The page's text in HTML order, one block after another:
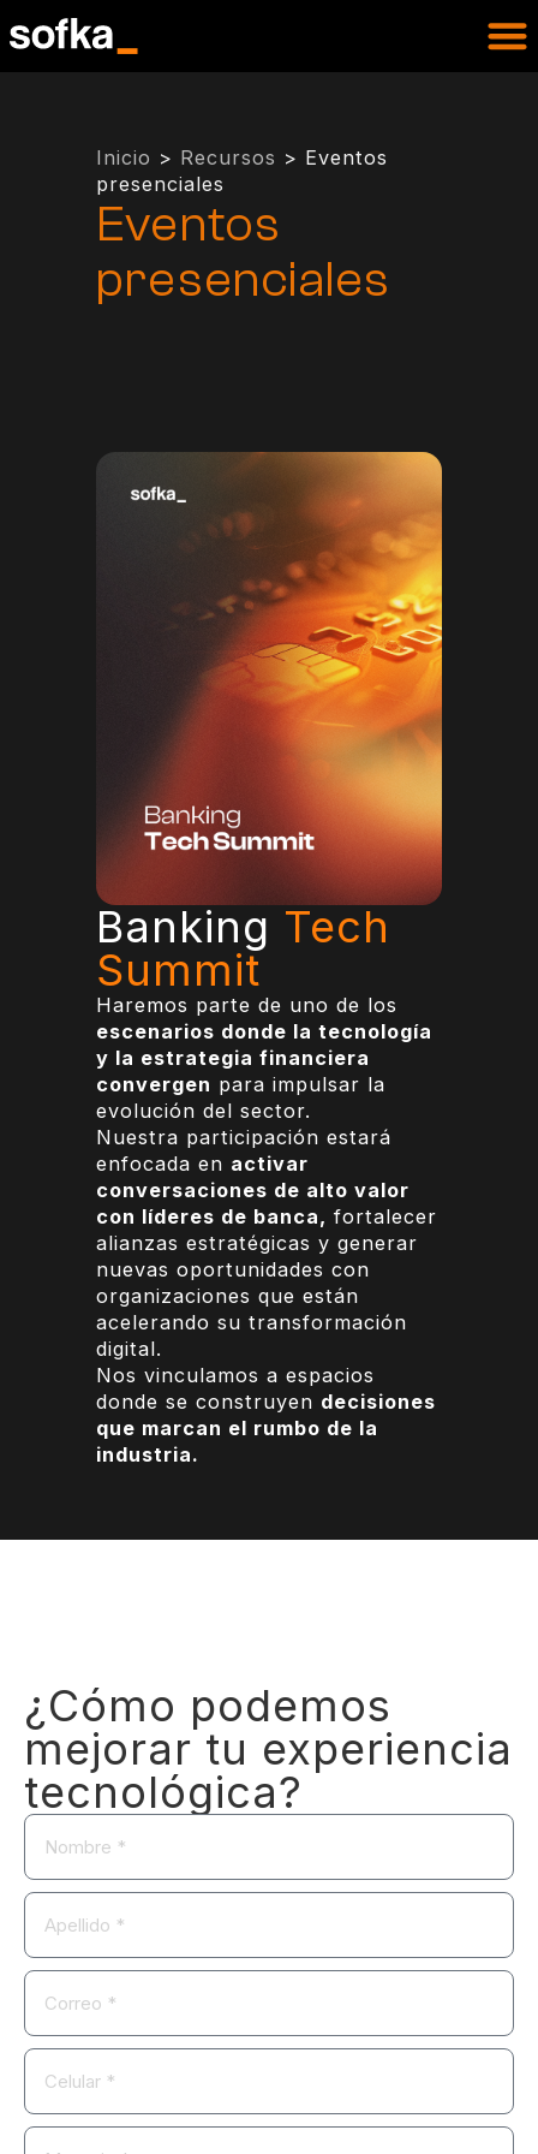
Inicio > Recursos > Eventos
presenciales
Eventos
presenciales
Banking Tech
Summit
Haremos parte de uno de los
escenarios donde la tecnología
y la estrategia financiera
convergen para impulsar la
evolución del sector.
Nuestra participación estará
enfocada en activar
conversaciones de alto valor
con líderes de banca, fortalecer
alianzas estratégicas y generar
nuevas oportunidades con
organizaciones que están
acelerando su transformación
digital.
Nos vinculamos a espacios
donde se construyen decisiones
que marcan el rumbo de la
industria.
¿Cómo podemos
mejorar tu experiencia
tecnológica?